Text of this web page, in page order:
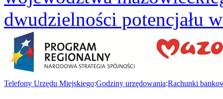
dwudzielności potencjału
Telefony Urzędu Miejskiego:Godziny urzędowania:Rachunki